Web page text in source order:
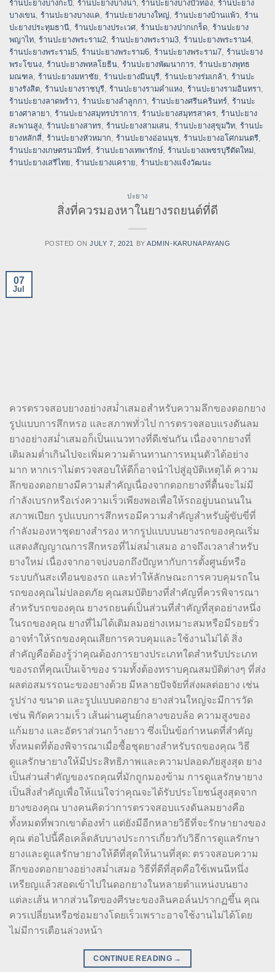
ร้านปะยางบางกะปิ ร้านปะยางบางนา ร้านปะยางบางบัวทอง ร้านปะยาง
บางเขน ร้านปะยางบางแค ร้านปะยางบางใหญ่ ร้านปะยางบ้านแพ้ว ร้าน
ปะยางประทุมธานี ร้านปะยางประเวศ ร้านปะยางปากเกร็ด ร้านปะยาง
พญาไท ร้านปะยางพระราม2 ร้านปะยางพระราม3 ร้านปะยางพระราม4
ร้านปะยางพระราม5 ร้านปะยางพระราม6 ร้านปะยางพระราม7 ร้านปะยาง
พระโขนง ร้านปะยางพหลโยธิน ร้านปะยางพัฒนาการ ร้านปะยางพุทธ
มณฑล ร้านปะยางมหาชัย ร้านปะยางมีนบุรี ร้านปะยางร่มเกล้า ร้านปะ
ยางรังสิต ร้านปะยางราชบุรี ร้านปะยางรามคำแหง ร้านปะยางรามอินทรา
ร้านปะยางลาดพร้าว ร้านปะยางลำลูกกา ร้านปะยางศรีนครินทร์ ร้านปะ
ยางศาลายา ร้านปะยางสมุทรปราการ ร้านปะยางสมุทรสาคร ร้านปะยาง
สะพานสูง ร้านปะยางสาทร ร้านปะยางสามเสน ร้านปะยางสุขุมวิท ร้านปะ
ยางหลักสี่ ร้านปะยางหัวหมาก ร้านปะยางอ่อนนุช ร้านปะยางอโศกมนตรี
ร้านปะยางเกษตรนวมิทร์ ร้านปะยางเทพารักษ์ ร้านปะยางเพชรบุรีตัดใหม่
ร้านปะยางเสรีไทย ร้านปะยางแคราย ร้านปะยางแจ้งวัฒนะ
ปะยาง
สิ่งที่ควรมองหาในยางรถยนต์ที่ดี
POSTED ONJULY 7, 2021 BYADMIN-KARUNAPAYANG
07
Jul
ควรตรวจสอบยางอย่างสม่ำเสมอสำหรับความลึกของดอกยาง
รูปแบบการสึกหรอ และสภาพทั่วไป การตรวจสอบแรงดันลม
ยางอย่างสม่ำเสมอก็เป็นแนวทางที่ดีเช่นกัน เนื่องจากยางที่
เติมลมต่ำเกินไปจะเพิ่มความต้านทานการหมุนตัวได้อย่าง
มาก หากเราไม่ตรวจสอบให้ดีก็อาจนำไปสู่อุบัติเหตุได้ ความ
ลึกของดอกยางมีความสำคัญเนื่องจากดอกยางที่ตื้นจะไม่มี
กำลังเบรกหรือเร่งความเร็วเพียงพอเพื่อให้รถอยู่บนถนนใน
สภาพเปียก รูปแบบการสึกหรอมีความสำคัญสำหรับผู้ขับขี่ที่
กำลังมองหาชุดยางสำรอง หากรูปแบบบนยางรถของคุณเริ่ม
แสดงสัญญาณการสึกหรอที่ไม่สม่ำเสมอ อาจถึงเวลาสำหรับ
ยางใหม่ เนื่องจากอาจบ่งบอกถึงปัญหากับการตั้งศูนย์หรือ
ระบบกันสะเทือนของรถ และทำให้ลักษณะการควบคุมรถใน
รถของคุณไม่ปลอดภัย คุณสมบัติยางที่สำคัญที่ควรพิจารณา
สำหรับรถของคุณ ยางรถยนต์เป็นส่วนที่สำคัญที่สุดอย่างหนึ่ง
ในรถของคุณ ยางที่ไม่ได้เติมลมอย่างเหมาะสมหรือมีรอยรั่ว
อาจทำให้รถของคุณเสียการควบคุมและใช้งานไม่ได้ สิ่ง
สำคัญคือต้องรู้ว่าคุณต้องการยางประเภทใดสำหรับประเภท
ของรถที่คุณเป็นเจ้าของ รวมทั้งต้องทราบคุณสมบัติต่างๆ ที่ส่ง
ผลต่อสมรรถนะของยางด้วย มีหลายปัจจัยที่ส่งผลต่อยาง เช่น
รูปร่าง ขนาด และรูปแบบดอกยาง ยางส่วนใหญ่จะมีการวัด
เช่น พิกัดความเร็ว เส้นผ่านศูนย์กลางขอบล้อ ความสูงของ
แก้มยาง และอัตราส่วนกว้างยาว ซึ่งเป็นข้อกำหนดที่สำคัญ
ทั้งหมดที่ต้องพิจารณาเมื่อซื้อชุดยางสำหรับรถของคุณ วิธี
ดูแลรักษายางให้มีประสิทธิภาพและความปลอดภัยสูงสุด ยาง
เป็นส่วนสำคัญของรถคุณที่มักถูกมองข้าม การดูแลรักษายาง
เป็นสิ่งสำคัญเพื่อให้แน่ใจว่าคุณจะได้รับประโยชน์สูงสุดจาก
ยางของคุณ บางคนคิดว่าการตรวจสอบแรงดันลมยางคือ
ทั้งหมดที่พวกเขาต้องทำ แต่ยังมีอีกหลายวิธีที่จะรักษายางของ
คุณ ต่อไปนี้คือเคล็ดลับบางประการเกี่ยวกับวิธีการดูแลรักษา
ยางและดูแลรักษายางให้ดีที่สุดให้นานที่สุด: ตรวจสอบความ
ลึกของดอกยางอย่างสม่ำเสมอ วิธีที่ดีที่สุดคือใช้เพนนีหนึ่ง
เหรียญแล้วสอดเข้าไปในดอกยางในหลายตำแหน่งบนยาง
แต่ละเส้น หากส่วนใดของศีรษะของลินคอล์นปรากฏขึ้น คุณ
ควรเปลี่ยนหรือซ่อมยางโดยเร็วเพราะอาจใช้งานไม่ได้โดย
ไม่มีการเตือนล่วงหน้า
CONTINUE READING →